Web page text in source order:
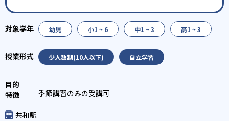
幼児 小1 ~ 6 中1 ~ 3 高1 ~ 3
少人数制(10人以下) 自立学習
季節講習のみの受講可
共和駅